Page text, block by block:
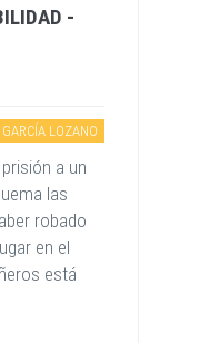
-
LOZANO
a un
las
robado
en el
está